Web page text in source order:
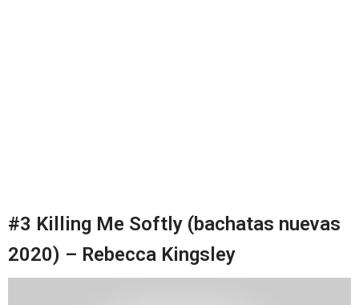
#3 Killing Me Softly (bachatas nuevas
2020) – Rebecca Kingsley